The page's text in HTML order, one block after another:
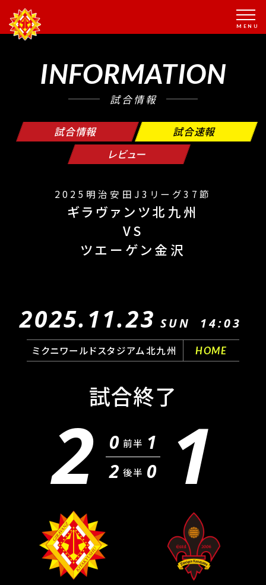
INFORMATION
試合情報
試合情報
試合速報
レビュー
2025明治安田J3リーグ37節
ギラヴァンツ北九州
VS
ツエーゲン金沢
2025.11.23 SUN 14:03
ミクニワールドスタジアム北九州 HOME
試合終了
2 0 前半 1
2 後半 0 1